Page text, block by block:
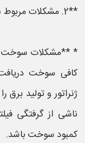
**2. مشکلات مربوط به موتور:**
* **مشکلات سوخت
کافی سوخت دریافت
ژنراتور و تولید
ناشی از گرفتگی
کمبود سوخت باشد.